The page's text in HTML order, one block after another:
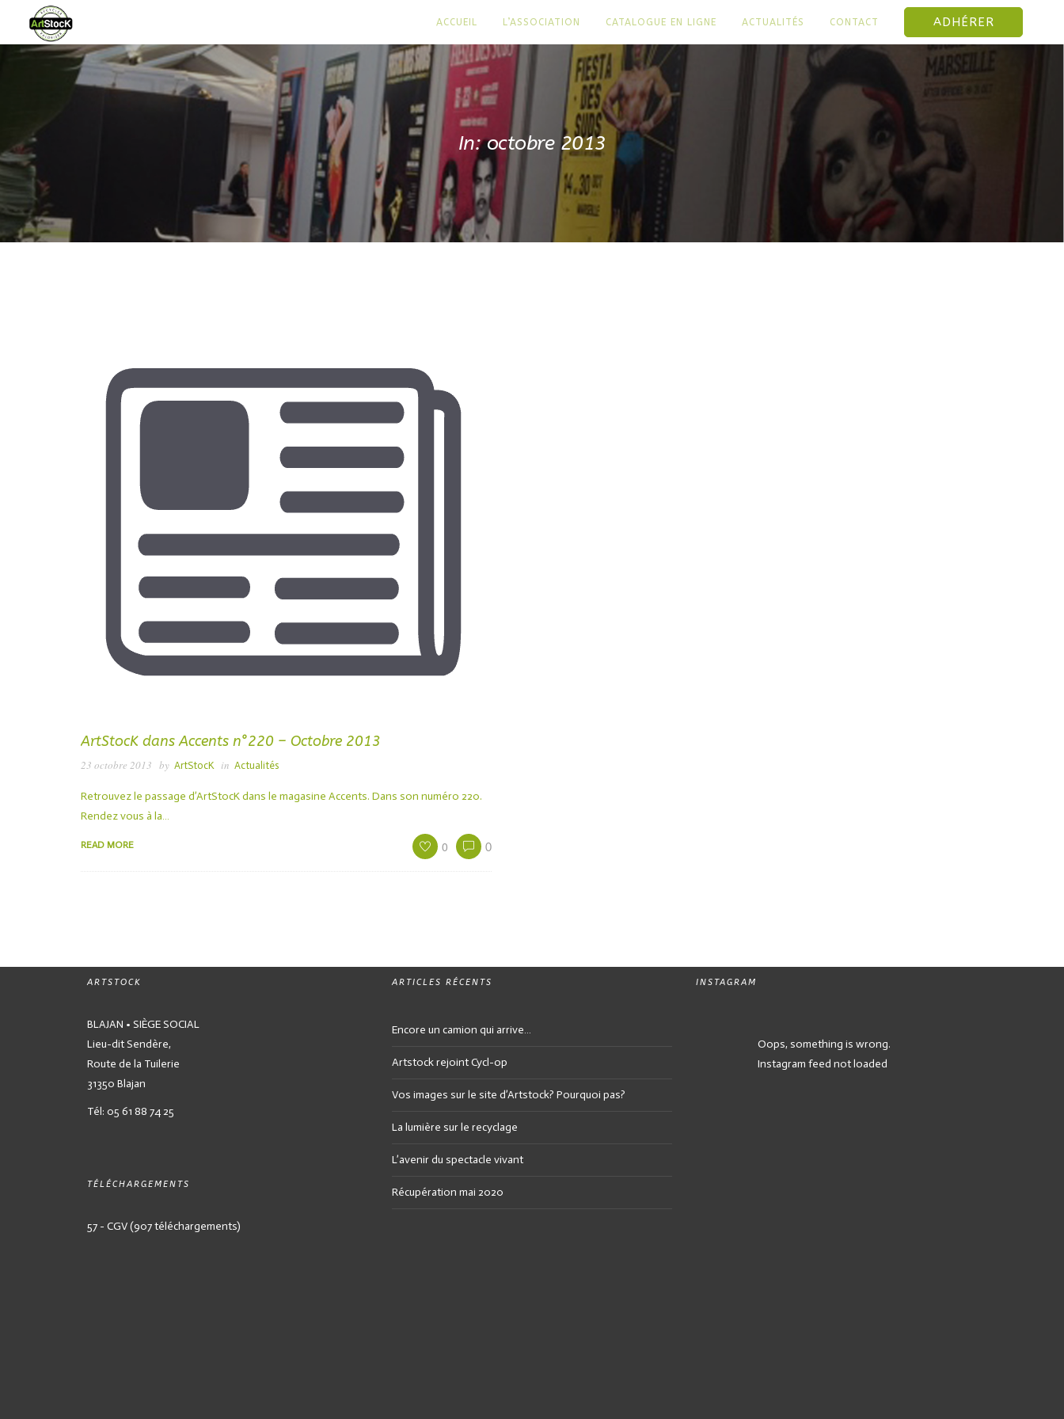
ACCUEIL L’ASSOCIATION CATALOGUE EN LIGNE ACTUALITÉS CONTACT ADHÉRER
In: octobre 2013
ArtStocK dans Accents n°220 – Octobre 2013
23 octobre 2013 by ArtStocK in Actualités
Retrouvez le passage d’ArtStocK dans le magasine Accents. Dans son numéro 220.
Rendez vous à la…
READ MORE 0 0
ARTSTOCK
BLAJAN • SIÈGE SOCIAL
Lieu-dit Sendère,
Route de la Tuilerie
31350 Blajan
Tél: 05 61 88 74 25
TÉLÉCHARGEMENTS
57 - CGV (907 téléchargements)
ARTICLES RÉCENTS
Encore un camion qui arrive…
Artstock rejoint Cycl-op
Vos images sur le site d’Artstock? Pourquoi pas?
La lumière sur le recyclage
L’avenir du spectacle vivant
Récupération mai 2020
INSTAGRAM
Oops, something is wrong.
Instagram feed not loaded